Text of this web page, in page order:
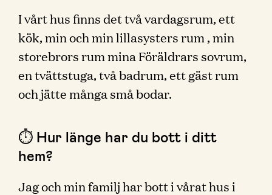
I vårt hus finns det två vardagsrum, ett
kök, min och min lillasysters rum , min
storebrors rum mina Föräldrars sovrum,
en tvättstuga, två badrum, ett gäst rum
och jätte många små bodar.
⏱ Hur länge har du bott i ditt
hem?
Jag och min familj har bott i vårat hus i